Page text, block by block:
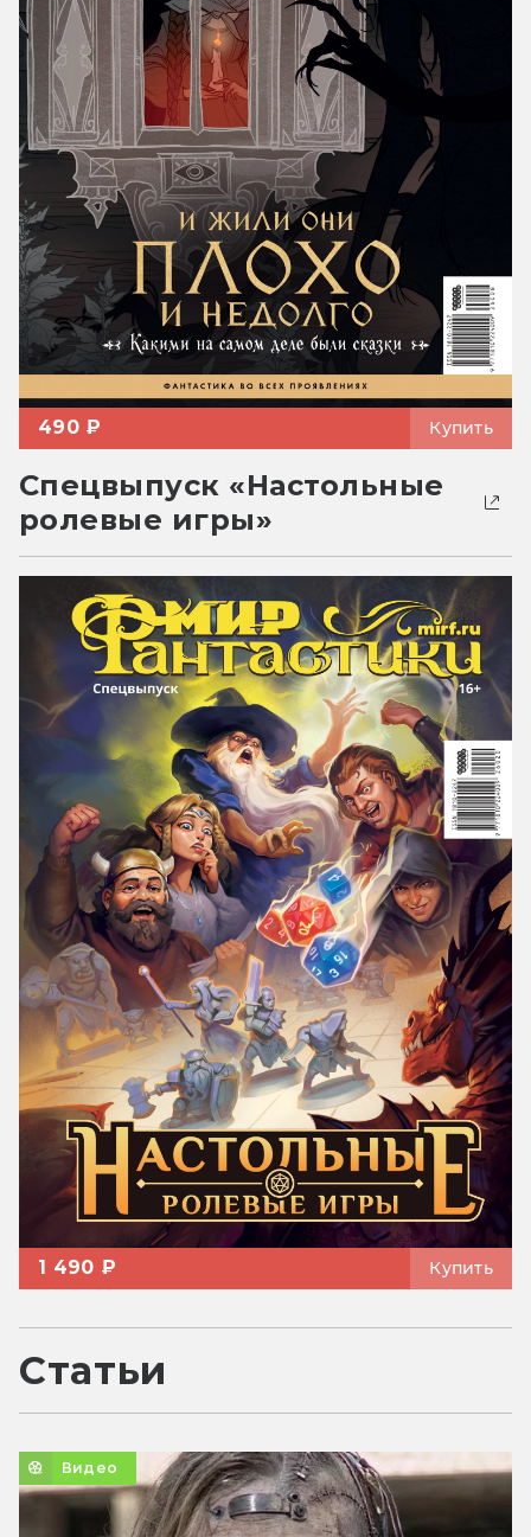
490 ₽ Купить
Спецвыпуск «Настольные
ролевые игры»
1 490 ₽ Купить
Статьи
Видео